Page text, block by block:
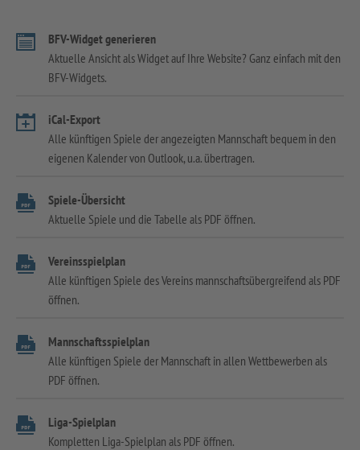
BFV-Widget generieren
Aktuelle Ansicht als Widget auf Ihre Website? Ganz einfach mit den
BFV-Widgets.
iCal-Export
Alle künftigen Spiele der angezeigten Mannschaft bequem in den
eigenen Kalender von Outlook, u.a. übertragen.
Spiele-Übersicht
Aktuelle Spiele und die Tabelle als PDF öffnen.
Vereinsspielplan
Alle künftigen Spiele des Vereins mannschaftsübergreifend als PDF
öffnen.
Mannschaftsspielplan
Alle künftigen Spiele der Mannschaft in allen Wettbewerben als
PDF öffnen.
Liga-Spielplan
Kompletten Liga-Spielplan als PDF öffnen.